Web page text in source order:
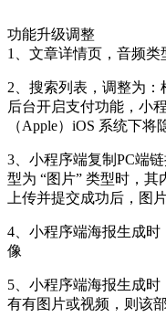
功能升级调整
1、文章详情页，音频类
2、搜索列表，调整为
后台开启支付功能，小
（Apple）iOS 系统下
3、小程序端复制PC端
型为 “图片” 类型时，
上传并提交成功后，图
4、小程序端海报生成
像
5、小程序端海报生成
有有图片或视频，则该